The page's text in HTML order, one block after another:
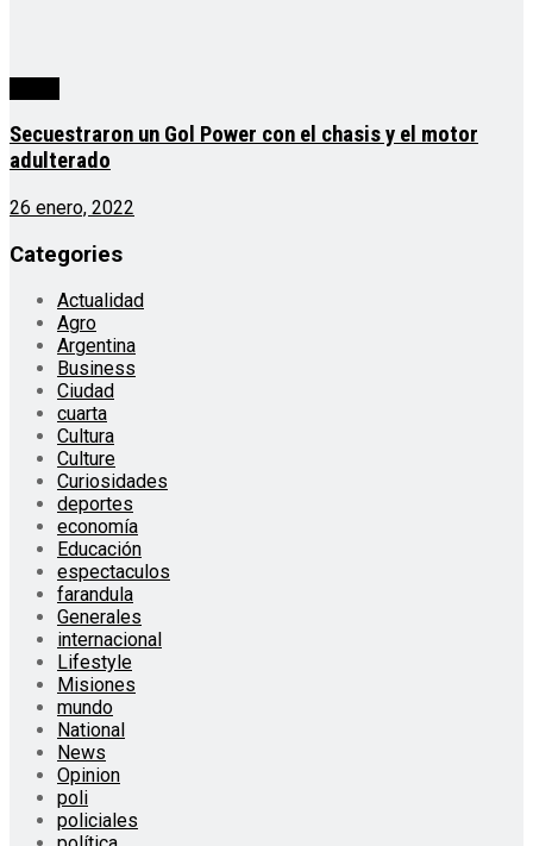
Secuestraron un Gol Power con el chasis y el motor
adulterado
26 enero, 2022
Categories
Actualidad
Agro
Argentina
Business
Ciudad
cuarta
Cultura
Culture
Curiosidades
deportes
economía
Educación
espectaculos
farandula
Generales
internacional
Lifestyle
Misiones
mundo
National
News
Opinion
poli
policiales